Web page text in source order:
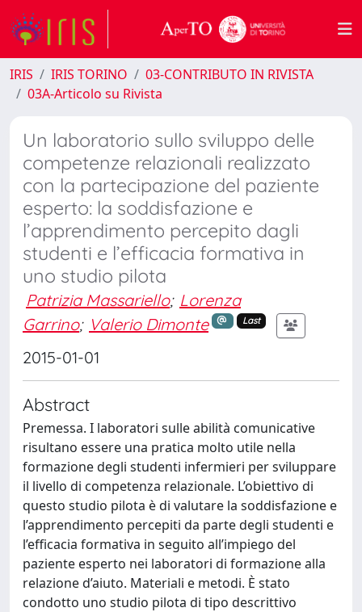
IRIS IRIS TORINO
03-CONTRIBUTO IN RIVISTA
03A-Articolo su Rivista
Un laboratorio sullo sviluppo delle
competenze relazionali realizzato
con la partecipazione del paziente
esperto: la soddisfazione e
l’apprendimento percepito dagli
studenti e l’efficacia formativa in
uno studio pilota
Patrizia Massariello; Lorenza
Garrino; Valerio Dimonte Last
2015-01-01
Abstract
Premessa. I laboratori sulle abilità comunicative
risultano essere una pratica molto utile nella
formazione degli studenti infermieri per sviluppare
il livello di competenza relazionale. L’obiettivo di
questo studio pilota è di valutare la soddisfazione e
l’apprendimento percepiti da parte degli studenti e
l’efficacia formativa in seguito all’impiego del
paziente esperto nei laboratori di formazione alla
relazione d’aiuto. Materiali e metodi. È stato
condotto uno studio pilota di tipo descrittivo